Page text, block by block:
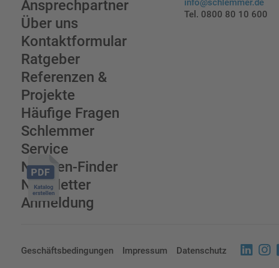
Ansprechpartner
Über uns
Kontaktformular
Ratgeber
Referenzen &
Projekte
Häufige Fragen
Schlemmer
Service
Normen-Finder
Newsletter
Anmeldung
info@schlemmer.de
Tel. 0800 80 10 600
Geschäftsbedingungen Impressum Datenschutz